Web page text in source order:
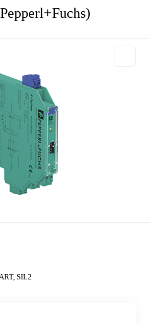
SIL2